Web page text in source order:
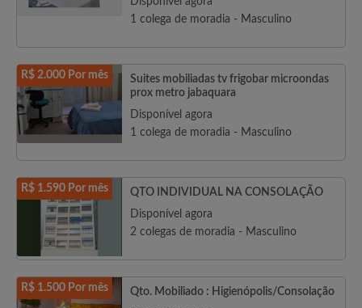
1 colega de moradia - Masculino
R$ 2.000 Por mês
Suites mobiliadas tv frigobar microondas
prox metro jabaquara
Disponível agora
1 colega de moradia - Masculino
R$ 1.590 Por mês
QTO INDIVIDUAL NA CONSOLAÇÃO
Disponível agora
2 colegas de moradia - Masculino
R$ 1.500 Por mês
Qto. Mobiliado : Higienópolis/Consolação